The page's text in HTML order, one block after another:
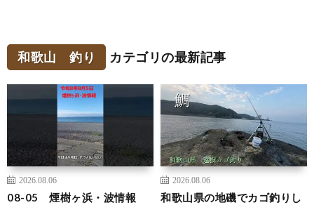
和歌山 釣り カテゴリの最新記事
2026.08.06
08-05 煙樹ヶ浜・波情報
2026.08.06
和歌山県の地磯でカゴ釣りし